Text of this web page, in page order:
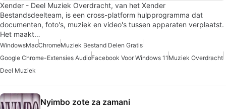
Xender - Deel Muziek Overdracht, van het Xender
Bestandsdeelteam, is een cross-platform hulpprogramma dat
documenten, foto's, muziek en video's tussen apparaten verplaatst.
Het maakt…
WindowsMacChromeMuziek Bestand Delen Gratis
Google Chrome-Extensies AudioFacebook Voor Windows 11 Muziek Overdracht
Deel Muziek
Nyimbo zote za zamani